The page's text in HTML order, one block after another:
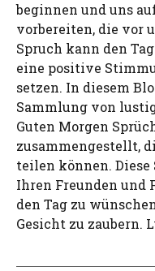
beginnen und uns
vorbereiten, die vor
Spruch kann den
eine positive
setzen. In diesem
Sammlung von
Guten Morgen
zusammengestellt,
teilen können.
Ihren Freunden und
den Tag zu
Gesicht zu zaubern.